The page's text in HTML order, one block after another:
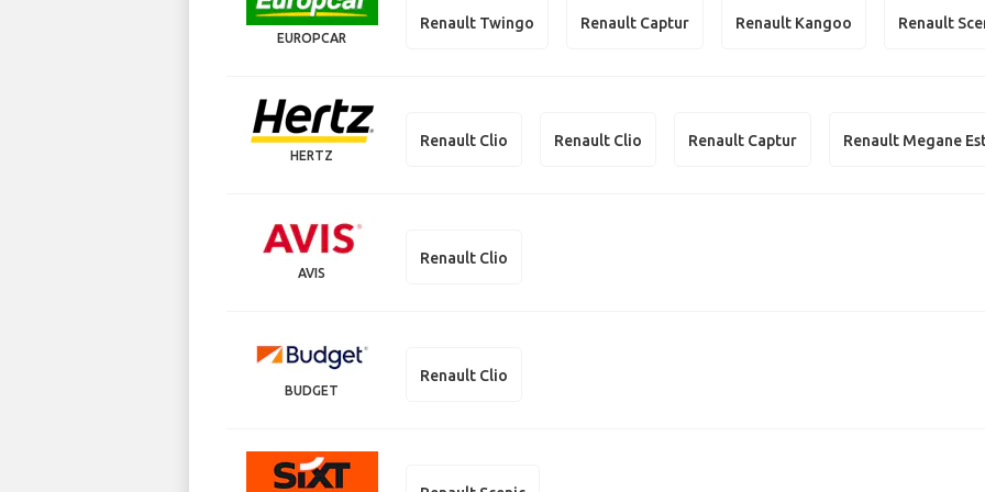
EUROPCAR
Renault Twingo Renault Captur Renault Kangoo Renault
HERTZ
Renault Clio Renault Clio Renault Captur Renault Megane
AVIS
Renault Clio
BUDGET
Renault Clio